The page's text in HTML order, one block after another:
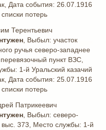
Дата события: 26.07.1916
потерь
Терентьевич
, Выбыл: участок
ручья северо-западнее
пункт ВЗС,
1-й Уральский казачий
Дата события: 25.07.1916
потерь
Патрикеевич
, Выбыл: северо-
выс. 373, Место службы: 1-й